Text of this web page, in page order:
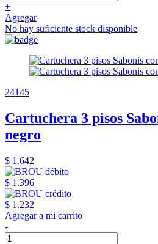
+
Agregar
No hay suficiente stock disponible
24145
Cartuchera 3 pisos
negro
$ 1.642
$ 1.396
$ 1.232
Agregar a mi carrito
-